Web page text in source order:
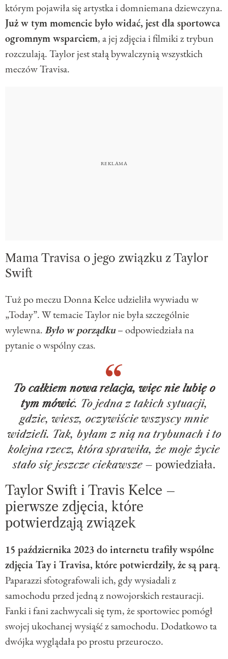
którym pojawiła się artystka i domniemana dziewczyna.
Już w tym momencie było widać, jest dla sportowca
ogromnym wsparciem, a jej zdjęcia i filmiki z trybun
rozczulają. Taylor jest stałą bywalczynią wszystkich
meczów Travisa.
Mama Travisa o jego związku z Taylor
Swift
Tuż po meczu Donna Kelce udzieliła wywiadu w
„Today”. W temacie Taylor nie była szczególnie
wylewna.Było w porządku– odpowiedziała na
pytanie o wspólny czas.
To całkiem nowa relacja, więc nie lubię o
tym mówić. To jedna z takich sytuacji,
gdzie, wiesz, oczywiście wszyscy mnie
widzieli. Tak, byłam z nią na trybunach i to
kolejna rzecz, która sprawiła, że moje życie
stało się jeszcze ciekawsze – powiedziała.
Taylor Swift i Travis Kelce –
pierwsze zdjęcia, które
potwierdzają związek
15 października 2023 do internetu trafiły wspólne
zdjęcia Tay i Travisa, które potwierdziły, że są parą.
Paparazzi sfotografowali ich, gdy wysiadali z
samochodu przed jedną z nowojorskich restauracji.
Fanki i fani zachwycali się tym, że sportowiec pomógł
swojej ukochanej wysiąść z samochodu. Dodatkowo ta
dwójka wyglądała po prostu przeuroczo.